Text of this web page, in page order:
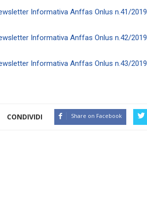
Informativa Anffas Onlus n.41/2019
Informativa Anffas Onlus n.42/2019
Informativa Anffas Onlus n.43/2019
CONDIVIDI Share on Facebook